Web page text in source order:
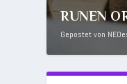
RUNEN
Gepostet von